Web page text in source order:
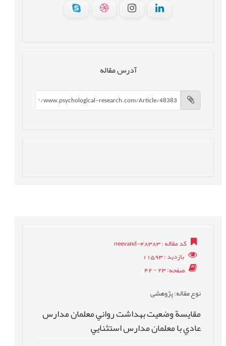
آدرس مقاله
کد مقاله: neevand-48383
بازدید: 11593
صفحه: 23 - 42
نوع مقاله: پژوهشی
مقايسة وضعيت بهداشت رواني معلمان مدارس
عادي با معلمان مدارس استثنایي